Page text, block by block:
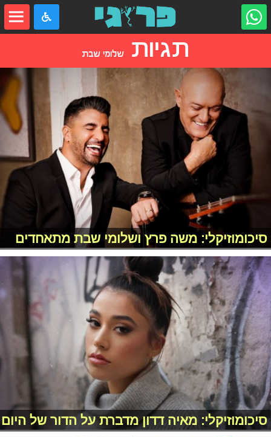
תגיות שלומי שבת
סיכומוזיקלי: משה פרץ ושלומי שבת מתאחדים
סיכומוזיקלי: מאיה דדון מדברת על הדור של היום